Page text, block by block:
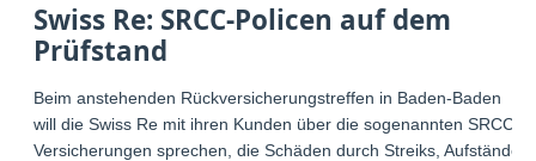
Swiss Re: SRCC-Policen auf dem
Prüfstand
Beim anstehenden Rückversicherungstreffen in Baden-Baden
will die Swiss Re mit ihren Kunden über die sogenannten SRCC-
Versicherungen sprechen, die Schäden durch Streiks, Aufstände